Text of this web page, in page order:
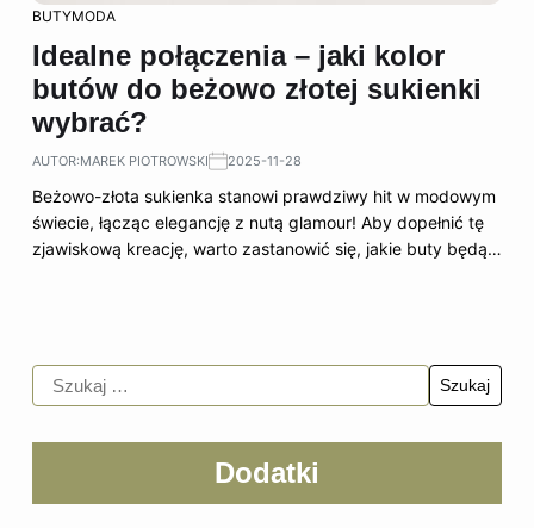
BUTYMODA
Idealne połączenia – jaki kolor
butów do beżowo złotej sukienki
wybrać?
AUTOR:MAREK PIOTROWSKI 2025-11-28
Beżowo-złota sukienka stanowi prawdziwy hit w modowym
świecie, łącząc elegancję z nutą glamour! Aby dopełnić tę
zjawiskową kreację, warto zastanowić się, jakie buty będą…
Dodatki